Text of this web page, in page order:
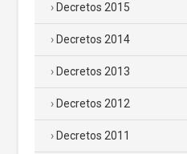
Decretos 2015
Decretos 2014
Decretos 2013
Decretos 2012
Decretos 2011